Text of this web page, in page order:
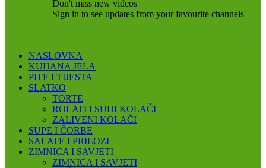
Don't miss new videos
Sign in to see updates from your favourite channels
NASLOVNA
KUHANA JELA
PITE I TIJESTA
SLATKO
TORTE
ROLATI I SUHI KOLAČI
ZALIVENI KOLAČI
SUPE I ČORBE
SALATE I PRILOZI
ZIMNICA I SAVJETI
ZIMNICA I SAVJETI